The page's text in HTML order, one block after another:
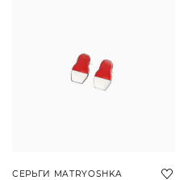
СЕРЬГИ MATRYOSHKA